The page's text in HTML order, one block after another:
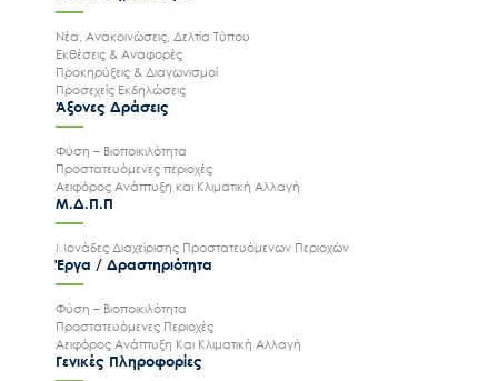
Νέα, Ανακοινώσεις, Δελτία Τύπου
Εκθέσεις & Αναφορές
Προκηρύξεις & Διαγωνισμοί
Προσεχείς Εκδηλώσεις
Άξονες Δράσεις
Φύση – Βιοποικιλότητα
Προστατευόμενες περιοχές
Αειφόρος Ανάπτυξη και Κλιματική Αλλαγή
Μ.Δ.Π.Π
Μονάδες Διαχείρισης Προστατευόμενων Περιοχών
Έργα / Δραστηριότητα
Φύση – Βιοποικιλότητα
Προστατευόμενες Περιοχές
Αειφόρος Ανάπτυξη Και Κλιματική Αλλαγή
Γενικές Πληροφορίες